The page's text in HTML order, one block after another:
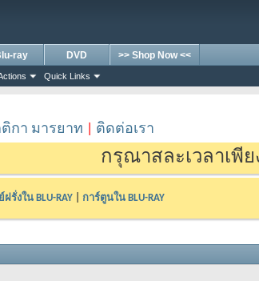
Quick Links
ray DVD >> Shop Now <<
กา มารยาท ติดต่อเรา
กรุณาสละเวลาเพีย
รั่งใน BLU-RAY การ์ตูนใน BLU-RAY